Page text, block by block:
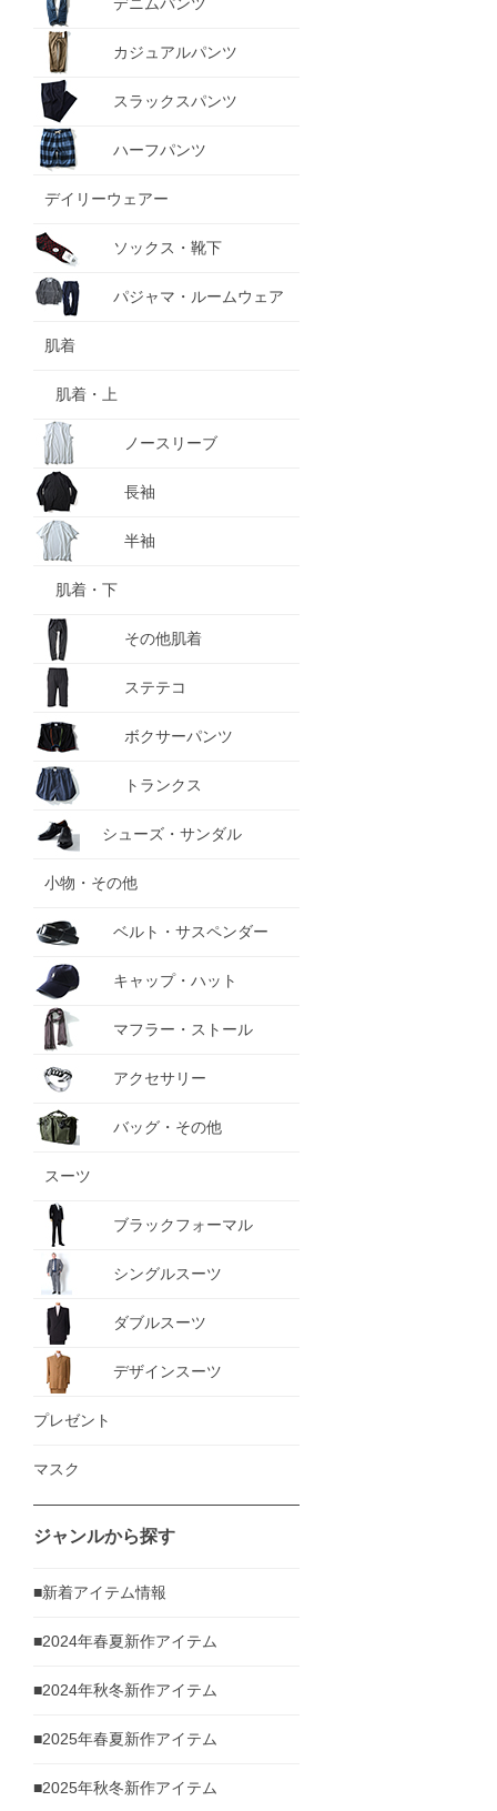
カジュアルパンツ
スラックスパンツ
ハーフパンツ
デイリーウェアー
ソックス・靴下
パジャマ・ルームウェア
肌着
肌着・上
ノースリーブ
長袖
半袖
肌着・下
その他肌着
ステテコ
ボクサーパンツ
トランクス
シューズ・サンダル
小物・その他
ベルト・サスペンダー
キャップ・ハット
マフラー・ストール
アクセサリー
バッグ・その他
スーツ
ブラックフォーマル
シングルスーツ
ダブルスーツ
デザインスーツ
プレゼント
マスク
ジャンルから探す
■新着アイテム情報
■2024年春夏新作アイテム
■2024年秋冬新作アイテム
■2025年春夏新作アイテム
■2025年秋冬新作アイテム